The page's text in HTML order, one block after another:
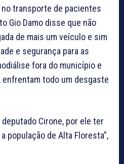
no transporte de pacientes
Gio Damo disse que não
de mais um veículo e sim
e segurança para as
fora do município e
enfrentam todo um desgaste
Cirone, por ele ter
população de Alta Floresta”,